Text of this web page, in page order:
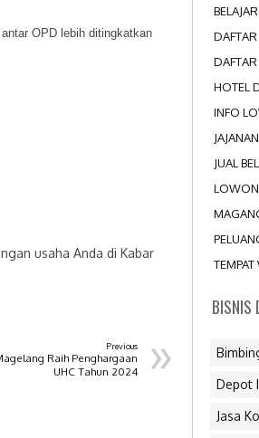
OPD lebih ditingkatkan
usaha Anda di Kabar
»
Previous
Raih Penghargaan
UHC Tahun 2024
HOTEL
INFO
JUAL
BISNIS
Depot
Jasa